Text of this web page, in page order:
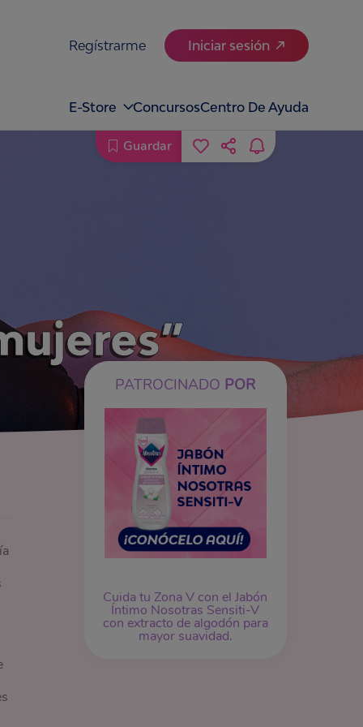
Regístrarme Iniciar sesión
E-Store ConcursosCentro De Ayuda
PATROCINADO POR
Cuida tu Zona V con el Jabón
Íntimo Nosotras Sensiti-V
con extracto de algodón para
mayor suavidad.
Guardar